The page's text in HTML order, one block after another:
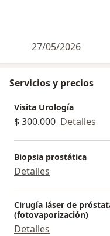
27/05/2026
Servicios y precios
Visita Urología
$ 300.000 Detalles
Biopsia prostática
Detalles
Cirugía láser de
(fotovaporización)
Detalles